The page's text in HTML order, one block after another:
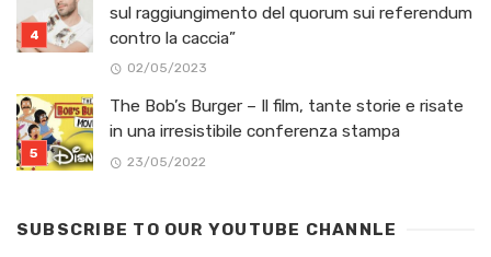
sul raggiungimento del quorum sui referendum
contro la caccia”
02/05/2023
The Bob’s Burger – Il film, tante storie e risate
in una irresistibile conferenza stampa
23/05/2022
SUBSCRIBE TO OUR YOUTUBE CHANNLE